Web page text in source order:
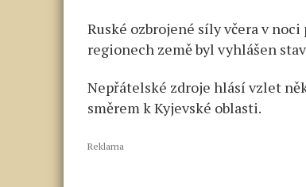
Ruské ozbrojené síly včera v
regionech země byl vyhlášen
Nepřátelské zdroje hlásí vzlet
směrem k Kyjevské oblasti.
Reklama